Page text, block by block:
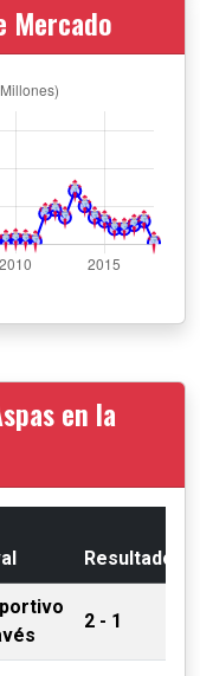
Mercado
en la
Resultado
2 - 1